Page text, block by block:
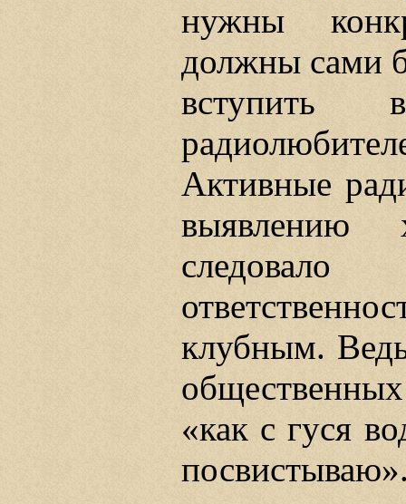
нужны
должны сами
вступить
Активные
выявлению
клубным.
«как с гуся